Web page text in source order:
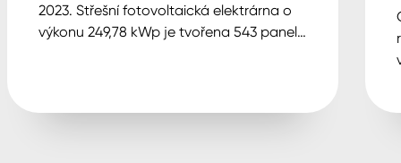
2023. Střešní fotovoltaická elektrárna o
výkonu 249,78 kWp je tvořena 543 panely